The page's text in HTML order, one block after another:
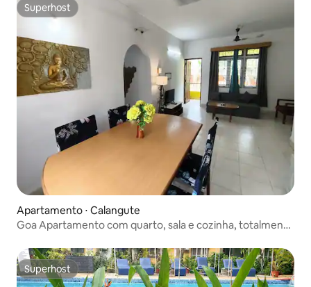
Superhost
Superhost
Apartamento ⋅ Calangute
Goa Apartamento com quarto, sala e cozinha, totalmente
Superhost
Superhost